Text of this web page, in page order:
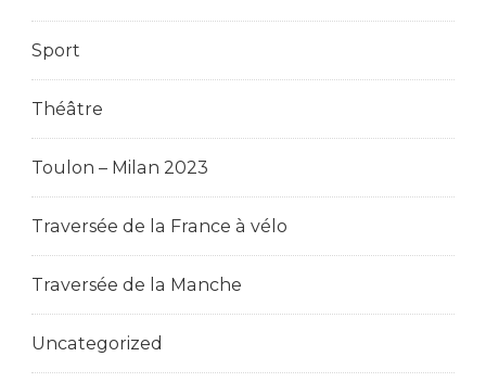
Sport
Théâtre
Toulon – Milan 2023
Traversée de la France à vélo
Traversée de la Manche
Uncategorized